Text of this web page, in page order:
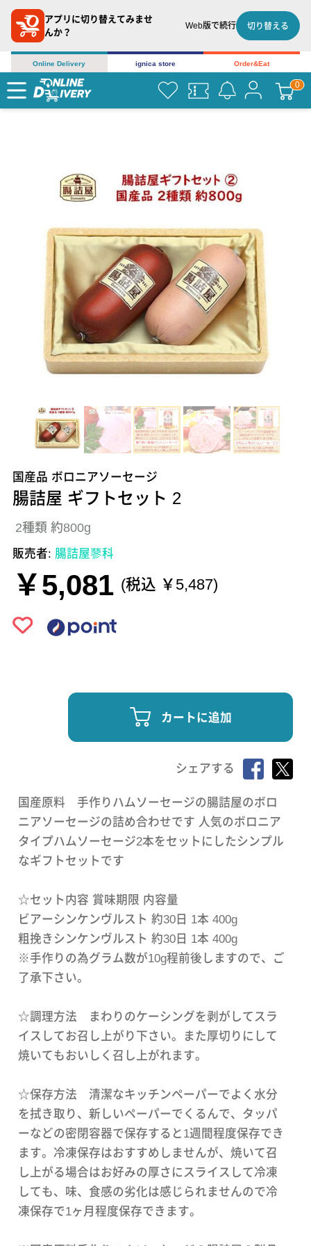
アプリに切り替えてみませ
んか？
Web版で続行 切り替える
Online Delivery ignica store Order&Eat
国産品 ボロニアソーセージ
腸詰屋 ギフトセット 2
2種類 約800g
販売者: 腸詰屋蓼科
￥5,081 (税込 ￥5,487)
カートに追加
シェアする
国産原料 手作りハムソーセージの腸詰屋のボロ
ニアソーセージの詰め合わせです 人気のボロニア
タイプハムソーセージ2本をセットにしたシンプル
なギフトセットです
☆セット内容 賞味期限 内容量
ビアーシンケンヴルスト 約30日 1本 400g
粗挽きシンケンヴルスト 約30日 1本 400g
※手作りの為グラム数が10g程前後しますので、ご
了承下さい。
☆調理方法 まわりのケーシングを剥がしてスラ
イスしてお召し上がり下さい。また厚切りにして
焼いてもおいしく召し上がれます。
☆保存方法 清潔なキッチンペーパーでよく水分
を拭き取り、新しいペーパーでくるんで、タッパ
ーなどの密閉容器で保存すると1週間程度保存でき
ます。冷凍保存はおすすめしませんが、焼いて召
し上がる場合はお好みの厚さにスライスして冷凍
しても、味、食感の劣化は感じられませんので冷
凍保存で1ヶ月程度保存できます。